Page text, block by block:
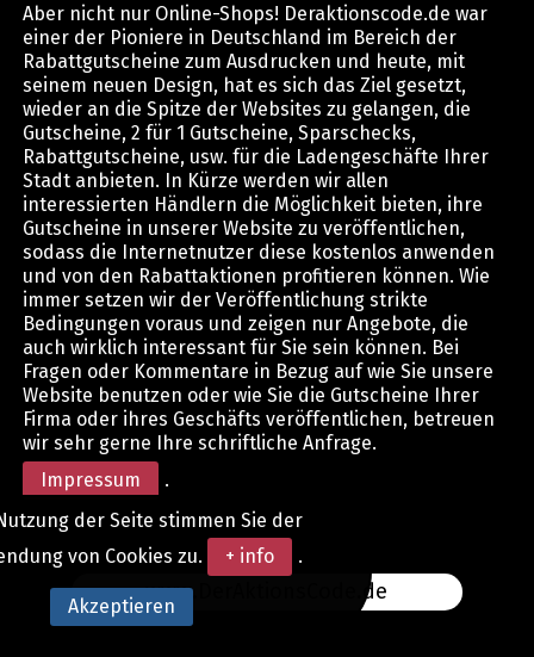
Aber nicht nur Online-Shops! Deraktionscode.de war
einer der Pioniere in Deutschland im Bereich der
Rabattgutscheine zum Ausdrucken und heute, mit
seinem neuen Design, hat es sich das Ziel gesetzt,
wieder an die Spitze der Websites zu gelangen, die
Gutscheine, 2 für 1 Gutscheine, Sparschecks,
Rabattgutscheine, usw. für die Ladengeschäfte Ihrer
Stadt anbieten. In Kürze werden wir allen
interessierten Händlern die Möglichkeit bieten, ihre
Gutscheine in unserer Website zu veröffentlichen,
sodass die Internetnutzer diese kostenlos anwenden
und von den Rabattaktionen profitieren können. Wie
immer setzen wir der Veröffentlichung strikte
Bedingungen voraus und zeigen nur Angebote, die
auch wirklich interessant für Sie sein können. Bei
Fragen oder Kommentare in Bezug auf wie Sie unsere
Website benutzen oder wie Sie die Gutscheine Ihrer
Firma oder ihres Geschäfts veröffentlichen, betreuen
wir sehr gerne Ihre schriftliche Anfrage.
Impressum
.
www.DerAktionsCode.de
der Seite stimmen Sie der
von Cookies zu.
+ info .
Akzeptieren